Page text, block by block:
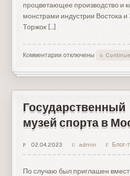
процветающее производство и
монстрами индустрии Востока
Торжок […]
Комментарии к
«Перчатки
Торжке
отключены
Государственный
музей спорта в
02.04.2023 admin Блог-
По случаю был приглашен